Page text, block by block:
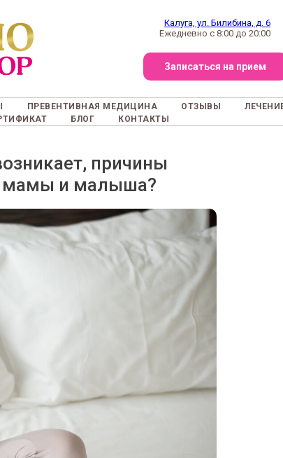
Калуга, ул. Билибина, д. 6
Ежедневно с 8:00 до 20:00
Записаться на прием
ПРЕВЕНТИВНАЯ МЕДИЦИНА ОТЗЫВЫ
БЛОГ КОНТАКТЫ
причины
мамы и малыша?